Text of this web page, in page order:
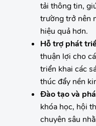
tải thông tin,
trường trở nên
hiệu quả hơn.
Hỗ trợ phát
thuận lợi cho
triển khai các
thúc đẩy nền
Đào tạo và
khóa học, hội
chuyên sâu